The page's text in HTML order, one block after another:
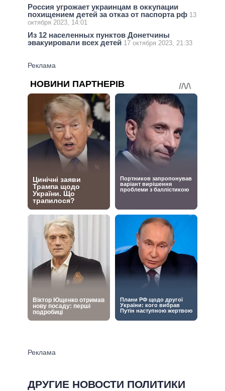
Россия угрожает украинцам в оккупации
похищением детей за отказ от паспорта рф 13
октября 2023, 14:01
Из 12 населенных пунктов Донетчины
эвакуировали всех детей 17 октября 2023, 21:33
ДРУГИЕ НОВОСТИ ПОЛИТИКИ